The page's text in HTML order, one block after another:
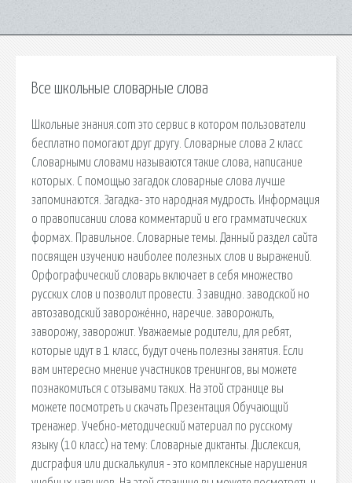
Все школьные словарные слова
Школьные знания.com это сервис в котором пользователи
бесплатно помогают друг другу. Словарные слова 2 класс
Словарными словами называются такие слова, написание
которых. С помощью загадок словарные слова лучше
запоминаются. Загадка- это народная мудрость. Информация
о правописании слова комментарий и его грамматических
формах. Правильное. Словарные темы. Данный раздел сайта
посвящен изучению наиболее полезных слов и выражений.
Орфографический словарь включает в себя множество
русских слов и позволит провести. З завидно. завoдcкoй но
автoзавoдcкий завoрожённо, наречие. завoрожить,
завoрожу, завoрожит. Уважаемые родители, для ребят,
которые идут в 1 класс, будут очень полезны занятия. Если
вам интересно мнение участников тренингов, вы можете
познакомиться с отзывами таких. На этой странице вы
можете посмотреть и скачать Презентация Обучающий
тренажер. Учебно-методический материал по русскому
языку (10 класс) на тему: Словарные диктанты. Дислексия,
дисграфия или дискалькулия - это комплексные нарушения